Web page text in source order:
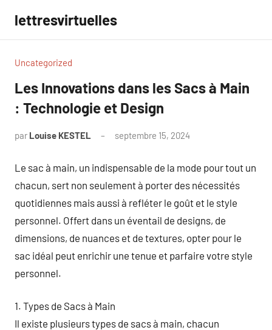
contenu
lettresvirtuelles
Uncategorized
Les Innovations dans les Sacs à Main
: Technologie et Design
par Louise KESTEL septembre 15, 2024
Le sac à main, un indispensable de la mode pour tout un
chacun, sert non seulement à porter des nécessités
quotidiennes mais aussi à refléter le goût et le style
personnel. Offert dans un éventail de designs, de
dimensions, de nuances et de textures, opter pour le
sac idéal peut enrichir une tenue et parfaire votre style
personnel.
1. Types de Sacs à Main
Il existe plusieurs types de sacs à main, chacun